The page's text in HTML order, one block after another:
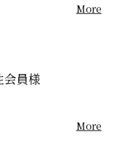
More
会員様
More